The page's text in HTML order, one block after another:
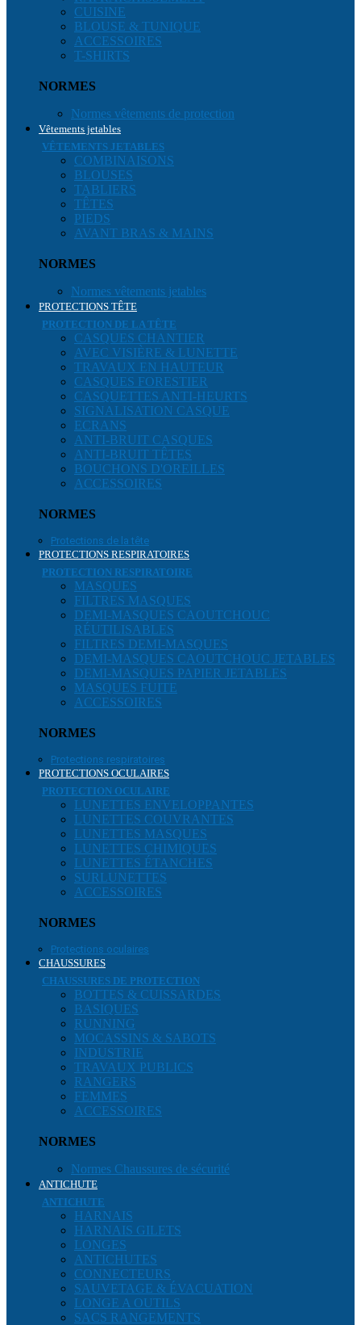
CUISINE
BLOUSE & TUNIQUE
ACCESSOIRES
T-SHIRTS
NORMES
Normes vêtements de protection
Vêtements jetables
VÊTEMENTS JETABLES
COMBINAISONS
BLOUSES
TABLIERS
TÊTES
PIEDS
AVANT BRAS & MAINS
NORMES
Normes vêtements jetables
PROTECTIONS TÊTE
PROTECTION DE LA TÊTE
CASQUES CHANTIER
AVEC VISIÈRE & LUNETTE
TRAVAUX EN HAUTEUR
CASQUES FORESTIER
CASQUETTES ANTI-HEURTS
SIGNALISATION CASQUE
ECRANS
ANTI-BRUIT CASQUES
ANTI-BRUIT TÊTES
BOUCHONS D'OREILLES
ACCESSOIRES
NORMES
Protections de la tête
PROTECTIONS RESPIRATOIRES
PROTECTION RESPIRATOIRE
MASQUES
FILTRES MASQUES
DEMI-MASQUES CAOUTCHOUC
RÉUTILISABLES
FILTRES DEMI-MASQUES
DEMI-MASQUES CAOUTCHOUC JETABLES
DEMI-MASQUES PAPIER JETABLES
MASQUES FUITE
ACCESSOIRES
NORMES
Protections respiratoires
PROTECTIONS OCULAIRES
PROTECTION OCULAIRE
LUNETTES ENVELOPPANTES
LUNETTES COUVRANTES
LUNETTES MASQUES
LUNETTES CHIMIQUES
LUNETTES ÉTANCHES
SURLUNETTES
ACCESSOIRES
NORMES
Protections oculaires
CHAUSSURES
CHAUSSURES DE PROTECTION
BOTTES & CUISSARDES
BASIQUES
RUNNING
MOCASSINS & SABOTS
INDUSTRIE
TRAVAUX PUBLICS
RANGERS
FEMMES
ACCESSOIRES
NORMES
Normes Chaussures de sécurité
ANTICHUTE
ANTICHUTE
HARNAIS
HARNAIS GILETS
LONGES
ANTICHUTES
CONNECTEURS
SAUVETAGE & ÉVACUATION
LONGE A OUTILS
SACS RANGEMENTS